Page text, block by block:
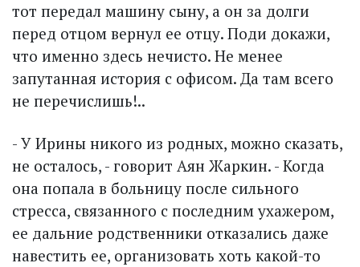
тот передал машину сыну, а он за долги
перед отцом вернул ее отцу. Поди докажи,
что именно здесь нечисто. Не менее
запутанная история с офисом. Да там всего
не перечислишь!..
- У Ирины никого из родных, можно сказать,
не осталось, - говорит Аян Жаркин. - Когда
она попала в больницу после сильного
стресса, связанного с последним ухажером,
ее дальние родственники отказались даже
навестить ее, организовать хоть какой-то